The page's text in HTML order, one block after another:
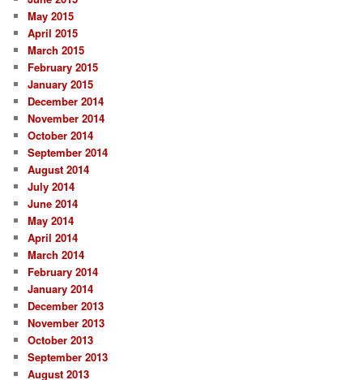
May 2015
April 2015
March 2015
February 2015
January 2015
December 2014
November 2014
October 2014
September 2014
August 2014
July 2014
June 2014
May 2014
April 2014
March 2014
February 2014
January 2014
December 2013
November 2013
October 2013
September 2013
August 2013